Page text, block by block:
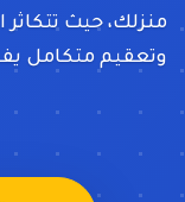
منزلك، حيث
وتعقيم متكامل